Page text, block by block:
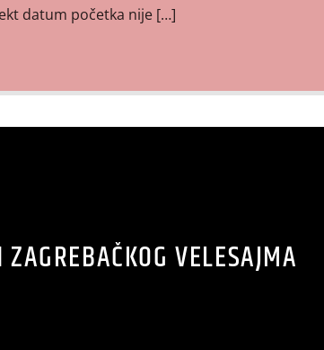
datum početka nije […]
VELESAJMA